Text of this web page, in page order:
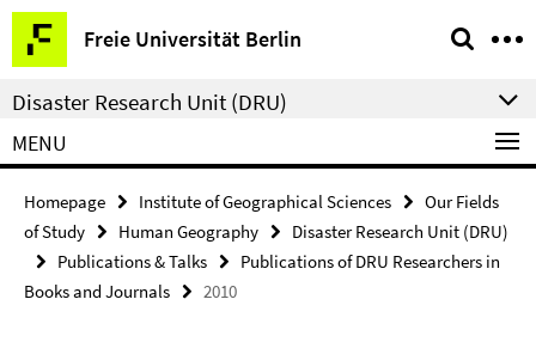
Springe
direkt
zu
Inhalt
Freie Universität Berlin
Service
Navigation
Disaster Research Unit (DRU)
MENU
Homepage Institute of Geographical Sciences
Our Fields
of Study
Human Geography
Disaster Research Unit (DRU)
Publications & Talks
Publications of DRU Researchers in
Books and Journals
2010